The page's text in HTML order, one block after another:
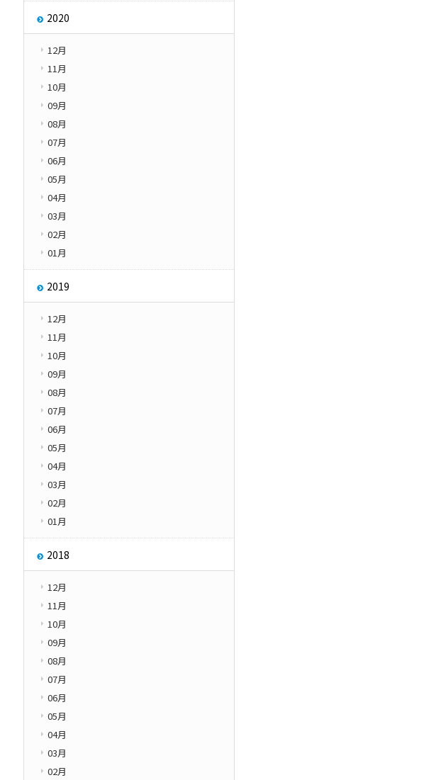
2020
12月
11月
10月
09月
08月
07月
06月
05月
04月
03月
02月
01月
2019
12月
11月
10月
09月
08月
07月
06月
05月
04月
03月
02月
01月
2018
12月
11月
10月
09月
08月
07月
06月
05月
04月
03月
02月